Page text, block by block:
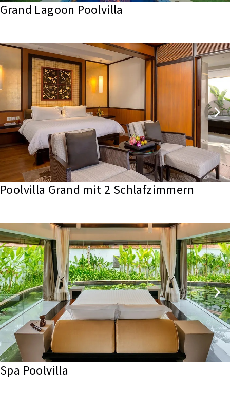
Grand Lagoon Poolvilla
Poolvilla Grand mit 2 Schlafzimmern
Spa Poolvilla